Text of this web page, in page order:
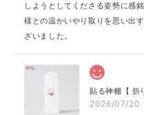
しようとしてくださる姿勢に感
様との温かいやり取りを思い出
ざいました。
貼る神棚【 折
2026/07/20